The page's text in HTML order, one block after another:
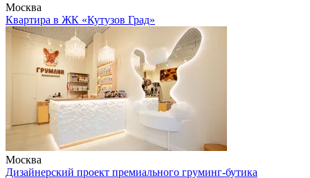
Москва
Квартира в ЖК «Кутузов Град»
Москва
Дизайнерский проект премиального груминг-бутика